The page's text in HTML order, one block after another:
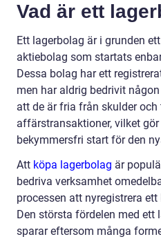
Vad är ett
Ett lagerbolag är i grunden
aktiebolag som startats
Dessa bolag har ett
men har aldrig bedrivit
att de är fria från skulder och
affärstransaktioner, vilket
bekymmersfri start för den
Att köpa lagerbolag är
bedriva verksamhet
processen att nyregistrera
Den största fördelen med ett
sparar eftersom många